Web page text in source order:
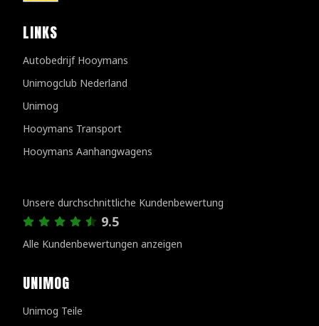
LINKS
Autobedrijf Hooymans
Unimogclub Nederland
Unimog
Hooymans Transport
Hooymans Aanhangwagens
Unsere durchschnittliche Kundenbewertung
9.5
Alle Kundenbewertungen anzeigen
UNIMOG
Unimog Teile